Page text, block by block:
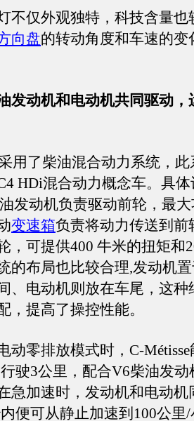
仅外观独特，科技含量也
向盘的转动角度和车速的变
发动机和电动机共同驱动，
了柴油混合动力系统，此
HDi混合动力概念车。具
发动机负责驱动前轮，最
变速箱负责将动力传送到前
，可提供400 牛米的扭矩和
的布局也比较合理,发动机
、电动机则放在车尾，这种
，提高了操控性能。
零排放模式时，C-Métisse
驶3公里，配合V6柴油发动
急加速时，发动机和电动机
便可从静止加速到100公里